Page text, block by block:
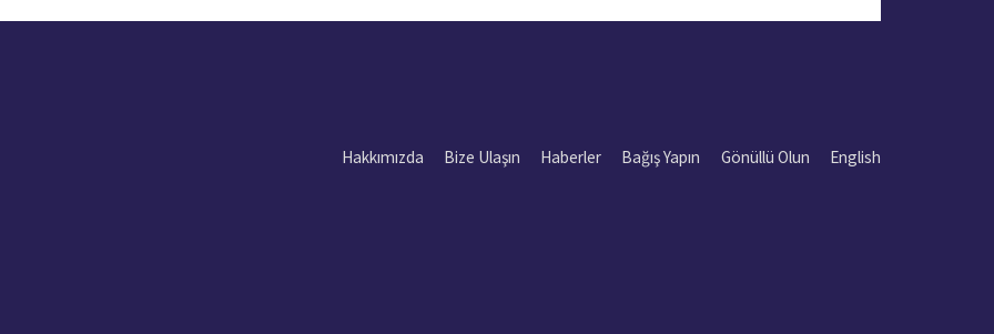
Hakkımızda Bize Ulaşın Haberler Bağış Yapın Gönüllü Olun English